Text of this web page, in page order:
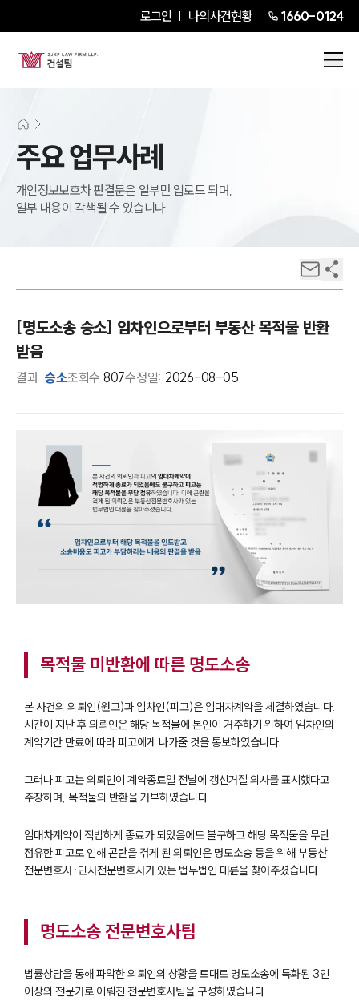
로그인 나의사건현황 1660-0124
주요 업무사례
개인정보보호차 판결문은 일부만 업로드 되며,
일부 내용이 각색될 수 있습니다.
[명도소송 승소] 임차인으로부터 부동산 목적물 반환
받음
결과 승소조회수 807수정일: 2026-08-05
목적물 미반환에 따른 명도소송
본 사건의 의뢰인(원고)과 임차인(피고)은 임대차계약을 체결하였습니다.
시간이 지난 후 의뢰인은 해당 목적물에 본인이 거주하기 위하여 임차인의
계약기간 만료에 따라 피고에게 나가줄 것을 통보하였습니다.
그러나 피고는 의뢰인이 계약종료일 전날에 갱신거절 의사를 표시했다고
주장하며, 목적물의 반환을 거부하였습니다.
임대차계약이 적법하게 종료가 되었음에도 불구하고 해당 목적물을 무단
점유한 피고로 인해 곤란을 겪게 된 의뢰인은 명도소송 등을 위해 부동산
전문변호사·민사전문변호사가 있는 법무법인 대륜을 찾아주셨습니다.
명도소송 전문변호사팀
법률상담을 통해 파악한 의뢰인의 상황을 토대로 명도소송에 특화된 3인
이상의 전문가로 이뤄진 전문변호사팀을 구성하였습니다.